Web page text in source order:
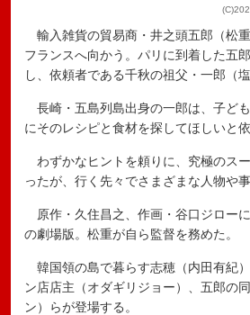
輸入雑貨の貿易商・井之頭五郎（松
フランスへ向かう。パリに到着した五
し、依頼者である千秋の祖父・一郎（
長崎・五島列島出身の一郎は、子ど
にそのレシピと食材を探してほしいと
わずかなヒントを頼りに、究極のス
ったが、行く先々でさまざまな人物や
原作・久住昌之、作画・谷口ジロー
の劇場版。松重が自ら監督を務めた。
韓国領の島で暮らす志穂（内田有紀
ン店店主（オダギリジョー）、五郎の
ン）らが登場する。